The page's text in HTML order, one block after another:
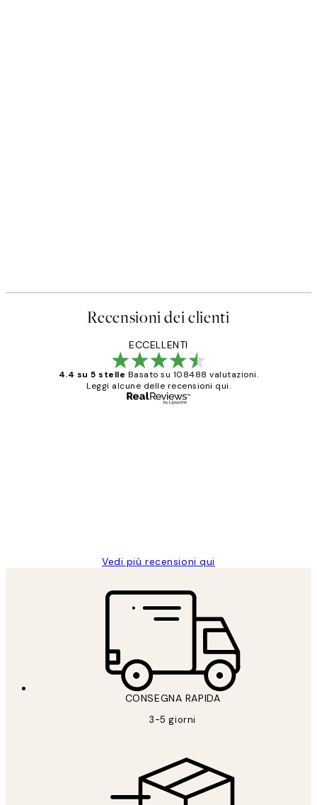
Recensioni dei clienti
ECCELLENTI
4.4 su 5 stelle Basato su 108488 valutazioni.
Leggi alcune delle recensioni qui.
Vedi più recensioni qui
CONSEGNA RAPIDA
3-5 giorni